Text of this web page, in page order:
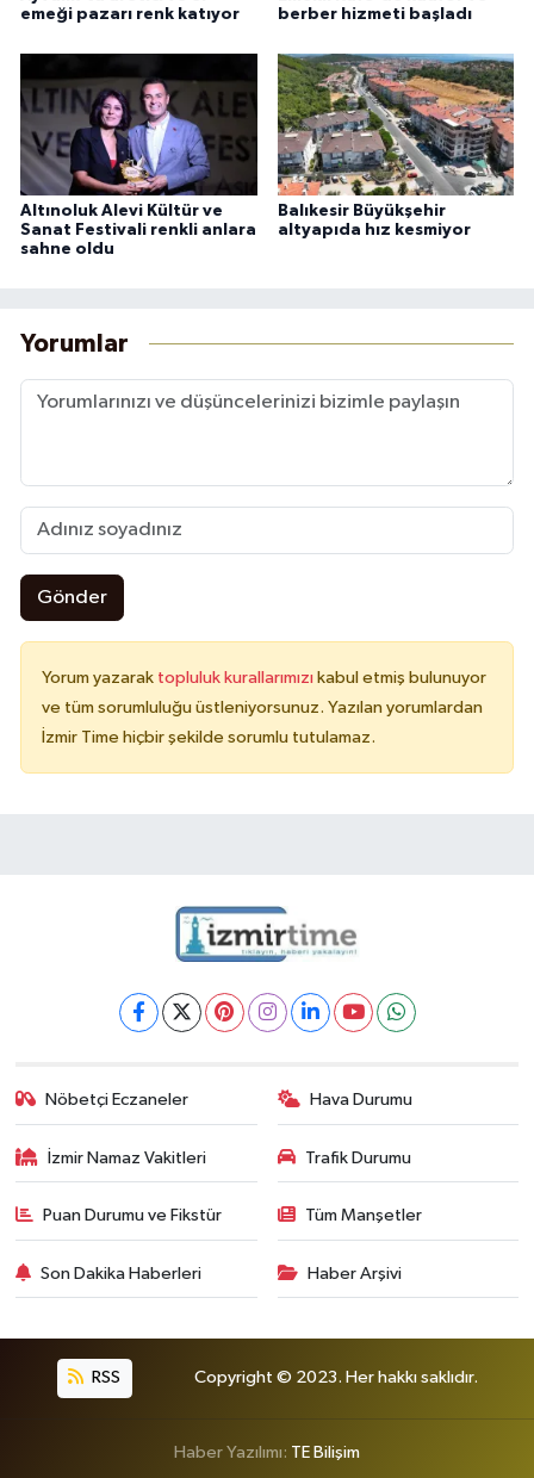
emeği pazarı renk katıyor
berber hizmeti başladı
Altınoluk Alevi Kültür ve
Sanat Festivali renkli anlara
sahne oldu
Balıkesir Büyükşehir
altyapıda hız kesmiyor
Yorumlar
Gönder
Yorum yazarak topluluk kurallarımızı kabul etmiş bulunuyor
ve tüm sorumluluğu üstleniyorsunuz. Yazılan yorumlardan
İzmir Time hiçbir şekilde sorumlu tutulamaz.
Nöbetçi Eczaneler Hava Durumu
İzmir Namaz Vakitleri Trafik Durumu
Puan Durumu ve Fikstür Tüm Manşetler
Son Dakika Haberleri Haber Arşivi
RSS Copyright © 2023. Her hakkı saklıdır.
Haber Yazılımı: TE Bilişim